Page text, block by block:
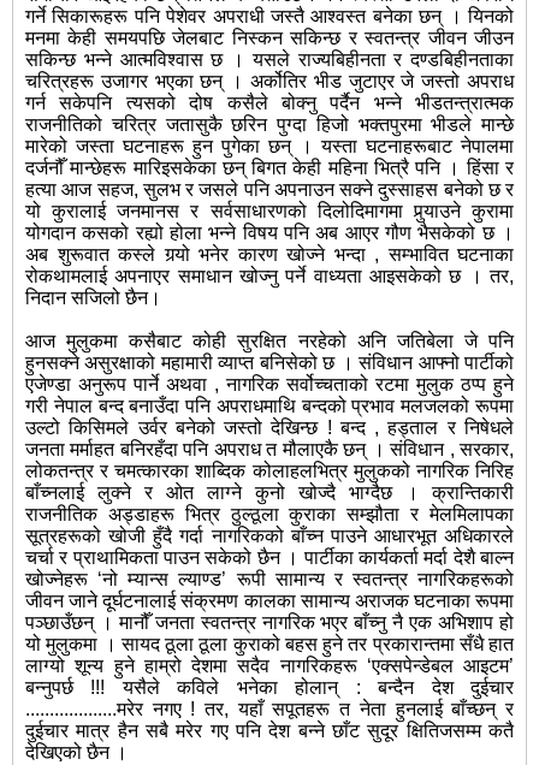
गर्ने सिकारूहरू पनि पेशेवर अपराधी जस्तै आश्वस्त बनेका छन् । यिनको
मनमा केही समयपछि जेलबाट निस्कन सकिन्छ र स्वतन्त्र जीवन जीउन
सकिन्छ भन्ने आत्मविश्वास छ । यसले राज्यबिहीनता र दण्डबिहीनताका
चरित्रहरू उजागर भएका छन् । अर्कोतिर भीड जुटाएर जे जस्तो अपराध
गर्न सकेपनि त्यसको दोष कसैले बोक्नु पर्दैन भन्ने भीडतन्त्रात्मक
राजनीतिको चरित्र जतासुकै छरिन पुग्दा हिजो भक्तपुरमा भीडले मान्छे
मारेको जस्ता घटनाहरू हुन पुगेका छन् । यस्ता घटनाहरूबाट नेपालमा
दर्जनौँ मान्छेहरू मारिइसकेका छन् बिगत केही महिना भित्रै पनि । हिंसा र
हत्या आज सहज, सुलभ र जसले पनि अपनाउन सक्ने दुस्साहस बनेको छ र
यो कुरालाई जनमानस र सर्वसाधारणको दिलोदिमागमा पुर्‍याउने कुरामा
योगदान कसको रह्यो होला भन्ने विषय पनि अब आएर गौण भैसकेको छ ।
अब शुरूवात कस्ले गर्‍यो भनेर कारण खोज्ने भन्दा , सम्भावित घटनाका
रोकथामलाई अपनाएर समाधान खोज्नु पर्ने वाध्यता आइसकेको छ । तर,
निदान सजिलो छैन।
आज मुलुकमा कसैबाट कोही सुरक्षित नरहेको अनि जतिबेला जे पनि
हुनसक्ने असुरक्षाको महामारी व्याप्त बनिसेको छ । संविधान आफ्नो पार्टीको
एजेण्डा अनुरूप पार्ने अथवा , नागरिक सर्वोच्चताको रटमा मुलुक ठप्प हुने
गरी नेपाल बन्द बनाउँदा पनि अपराधमाथि बन्दको प्रभाव मलजलको रूपमा
उल्टो किसिमले उर्वर बनेको जस्तो देखिन्छ ! बन्द , हड्ताल र निषेधले
जनता मर्माहत बनिरहँदा पनि अपराध त मौलाएकै छन् । संविधान , सरकार,
लोकतन्त्र र चमत्कारका शाब्दिक कोलाहलभित्र मुलुकको नागरिक निरिह
बाँच्नलाई लुक्ने र ओत लाग्ने कुनो खोज्दै भाग्दैछ । क्रान्तिकारी
राजनीतिक अड्डाहरू भित्र ठुल्ठूला कुराका सम्झौता र मेलमिलापका
सूत्रहरूको खोजी हुँदै गर्दा नागरिकको बाँच्न पाउने आधारभूत अधिकारले
चर्चा र प्राथामिकता पाउन सकेको छैन । पार्टीका कार्यकर्ता मर्दा देशै बाल्न
खोज्नेहरू ‘नो म्यान्स ल्याण्ड’ रूपी सामान्य र स्वतन्त्र नागरिकहरूको
जीवन जाने दूर्घटनालाई संक्रमण कालका सामान्य अराजक घटनाका रूपमा
पञ्छाउँछन् । मानौँ जनता स्वतन्त्र नागरिक भएर बाँच्नु नै एक अभिशाप हो
यो मुलुकमा । सायद ठूला ठूला कुराको बहस हुने तर प्रकारान्तमा सँधै हात
लाग्यो शून्य हुने हाम्रो देशमा सदैव नागरिकहरू ‘एक्सपेन्डेबल आइटम’
बन्नुपर्छ !!! यसैले कविले भनेका होलान् : बन्दैन देश दुईचार
...................मरेर नगए ! तर, यहाँ सपूतहरू त नेता हुनलाई बाँच्छन् र
दुईचार मात्र हैन सबै मरेर गए पनि देश बन्ने छाँट सुदूर क्षितिजसम्म कतै
देखिएको छैन ।